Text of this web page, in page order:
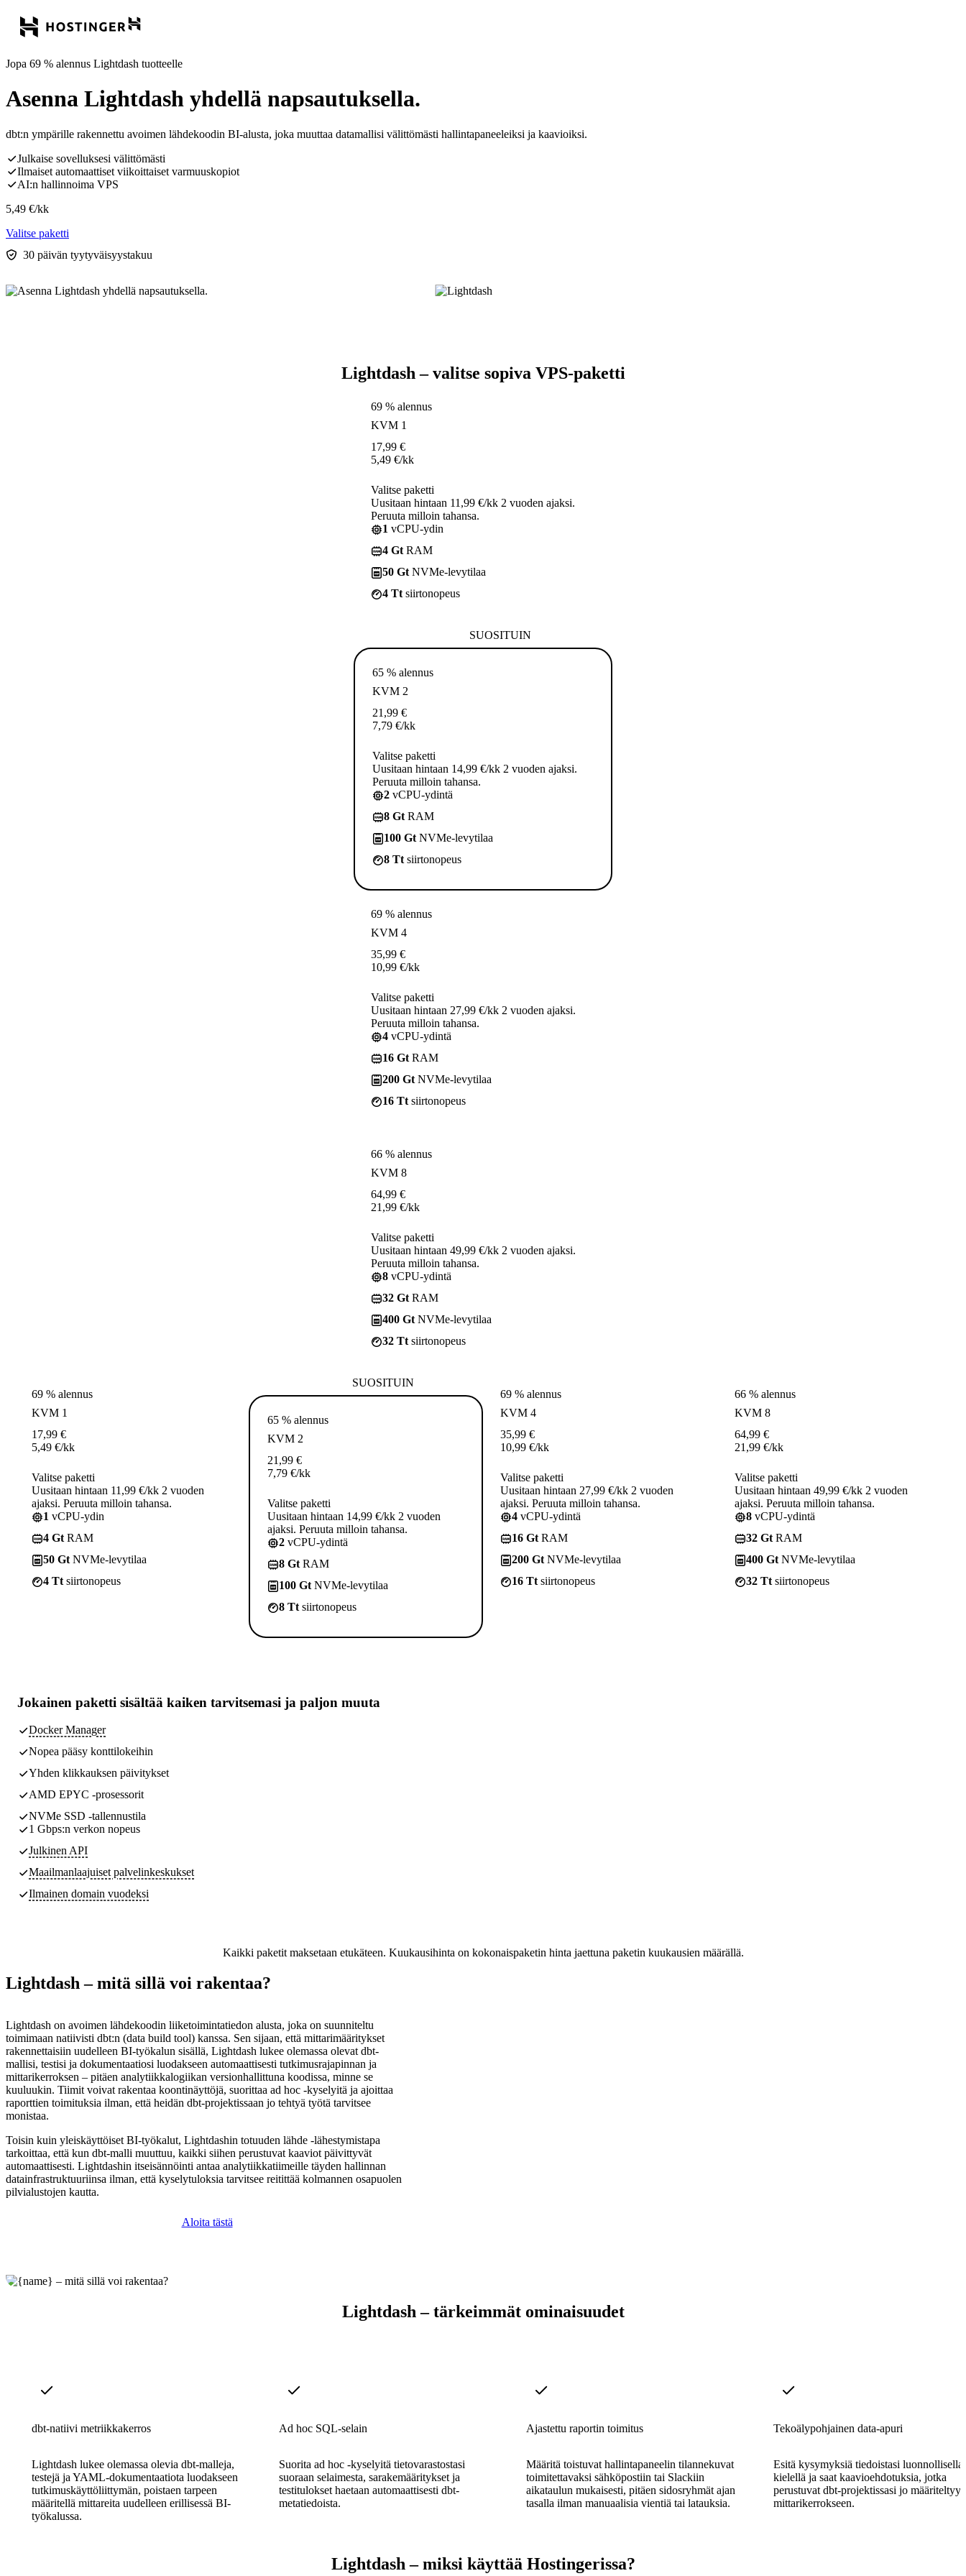
Jopa 69 % alennus Lightdash tuotteelle
Asenna Lightdash yhdellä napsautuksella.
dbt:n ympärille rakennettu avoimen lähdekoodin BI-alusta, joka muuttaa datamallisi välittömästi hallintapaneeleiksi ja kaavioiksi.
Julkaise sovelluksesi välittömästi
Ilmaiset automaattiset viikoittaiset varmuuskopiot
AI:n hallinnoima VPS
5,49 €/kk
Valitse paketti
30 päivän tyytyväisyystakuu
Lightdash – valitse sopiva VPS-paketti
69 % alennus
KVM 1
17,99 €
5,49 €/kk
Valitse paketti
Uusitaan hintaan 11,99 €/kk 2 vuoden ajaksi.
Peruuta milloin tahansa.
1 vCPU-ydin
4 Gt RAM
50 Gt NVMe-levytilaa
4 Tt siirtonopeus
SUOSITUIN
65 % alennus
KVM 2
21,99 €
7,79 €/kk
Valitse paketti
Uusitaan hintaan 14,99 €/kk 2 vuoden ajaksi.
Peruuta milloin tahansa.
2 vCPU-ydintä
8 Gt RAM
100 Gt NVMe-levytilaa
8 Tt siirtonopeus
69 % alennus
KVM 4
35,99 €
10,99 €/kk
Valitse paketti
Uusitaan hintaan 27,99 €/kk 2 vuoden ajaksi.
Peruuta milloin tahansa.
4 vCPU-ydintä
16 Gt RAM
200 Gt NVMe-levytilaa
16 Tt siirtonopeus
66 % alennus
KVM 8
64,99 €
21,99 €/kk
Valitse paketti
Uusitaan hintaan 49,99 €/kk 2 vuoden ajaksi.
Peruuta milloin tahansa.
8 vCPU-ydintä
32 Gt RAM
400 Gt NVMe-levytilaa
32 Tt siirtonopeus
69 % alennus
KVM 1
17,99 €
5,49 €/kk
Valitse paketti
Uusitaan hintaan 11,99 €/kk 2 vuoden
ajaksi. Peruuta milloin tahansa.
1 vCPU-ydin
4 Gt RAM
50 Gt NVMe-levytilaa
4 Tt siirtonopeus
SUOSITUIN
65 % alennus
KVM 2
21,99 €
7,79 €/kk
Valitse paketti
Uusitaan hintaan 14,99 €/kk 2 vuoden
ajaksi. Peruuta milloin tahansa.
2 vCPU-ydintä
8 Gt RAM
100 Gt NVMe-levytilaa
8 Tt siirtonopeus
69 % alennus
KVM 4
35,99 €
10,99 €/kk
Valitse paketti
Uusitaan hintaan 27,99 €/kk 2 vuoden
ajaksi. Peruuta milloin tahansa.
4 vCPU-ydintä
16 Gt RAM
200 Gt NVMe-levytilaa
16 Tt siirtonopeus
66 % alennus
KVM 8
64,99 €
21,99 €/kk
Valitse paketti
Uusitaan hintaan 49,99 €/kk 2 vuoden
ajaksi. Peruuta milloin tahansa.
8 vCPU-ydintä
32 Gt RAM
400 Gt NVMe-levytilaa
32 Tt siirtonopeus
Jokainen paketti sisältää kaiken tarvitsemasi ja paljon muuta
Docker Manager
Nopea pääsy konttilokeihin
Yhden klikkauksen päivitykset
AMD EPYC -prosessorit
NVMe SSD -tallennustila
1 Gbps:n verkon nopeus
Julkinen API
Maailmanlaajuiset palvelinkeskukset
Ilmainen domain vuodeksi
Kaikki paketit maksetaan etukäteen. Kuukausihinta on kokonaispaketin hinta jaettuna paketin kuukausien määrällä.
Lightdash – mitä sillä voi rakentaa?
Lightdash on avoimen lähdekoodin liiketoimintatiedon alusta, joka on suunniteltu
toimimaan natiivisti dbt:n (data build tool) kanssa. Sen sijaan, että mittarimääritykset
rakennettaisiin uudelleen BI-työkalun sisällä, Lightdash lukee olemassa olevat dbt-
mallisi, testisi ja dokumentaatiosi luodakseen automaattisesti tutkimusrajapinnan ja
mittarikerroksen – pitäen analytiikkalogiikan versionhallittuna koodissa, minne se
kuuluukin. Tiimit voivat rakentaa koontinäyttöjä, suorittaa ad hoc -kyselyitä ja ajoittaa
raporttien toimituksia ilman, että heidän dbt-projektissaan jo tehtyä työtä tarvitsee
monistaa.
Toisin kuin yleiskäyttöiset BI-työkalut, Lightdashin totuuden lähde -lähestymistapa
tarkoittaa, että kun dbt-malli muuttuu, kaikki siihen perustuvat kaaviot päivittyvät
automaattisesti. Lightdashin itseisännöinti antaa analytiikkatiimeille täyden hallinnan
datainfrastruktuuriinsa ilman, että kyselytuloksia tarvitsee reitittää kolmannen osapuolen
pilvialustojen kautta.
Aloita tästä
Lightdash – tärkeimmät ominaisuudet
dbt-natiivi metriikkakerros
Lightdash lukee olemassa olevia dbt-malleja,
testejä ja YAML-dokumentaatiota luodakseen
tutkimuskäyttöliittymän, poistaen tarpeen
määritellä mittareita uudelleen erillisessä BI-
työkalussa.
Ad hoc SQL-selain
Suorita ad hoc -kyselyitä tietovarastostasi
suoraan selaimesta, sarakemääritykset ja
testitulokset haetaan automaattisesti dbt-
metatiedoista.
Ajastettu raportin toimitus
Määritä toistuvat hallintapaneelin tilannekuvat
toimitettavaksi sähköpostiin tai Slackiin
aikataulun mukaisesti, pitäen sidosryhmät ajan
tasalla ilman manuaalisia vientiä tai latauksia.
Tekoälypohjainen data-apuri
Esitä kysymyksiä tiedoistasi luonnollisella
kielellä ja saat kaavioehdotuksia, jotka
perustuvat dbt-projektissasi jo määriteltyyn
mittarikerrokseen.
Lightdash – miksi käyttää Hostingerissa?